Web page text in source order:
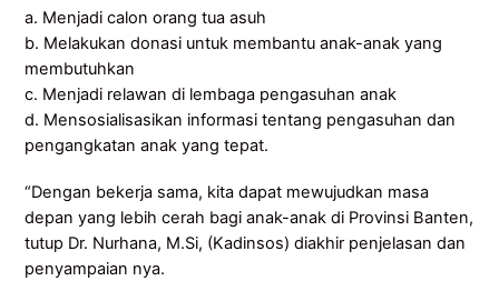
a. Menjadi calon orang tua asuh
b. Melakukan donasi untuk membantu anak-anak yang
membutuhkan
c. Menjadi relawan di lembaga pengasuhan anak
d. Mensosialisasikan informasi tentang pengasuhan dan
pengangkatan anak yang tepat.
“Dengan bekerja sama, kita dapat mewujudkan masa
depan yang lebih cerah bagi anak-anak di Provinsi Banten,
tutup Dr. Nurhana, M.Si, (Kadinsos) diakhir penjelasan dan
penyampaian nya.